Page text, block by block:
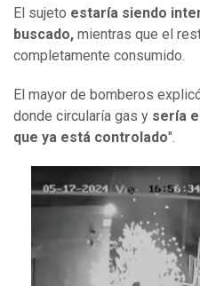
El sujeto estaría siendo
buscado, mientras que el
completamente consumido.
El mayor de bomberos
donde circularía gas y sería
que ya está controlado".